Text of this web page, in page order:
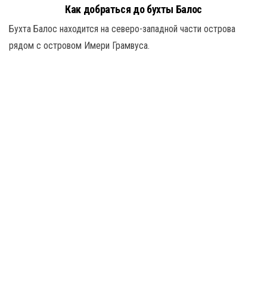
Как добраться до бухты Балос
Бухта Балос находится на северо-западной части острова
рядом с островом Имери Грамвуса.